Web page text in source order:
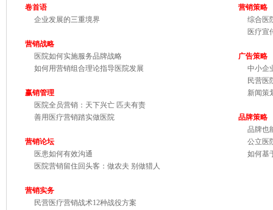
卷首语
企业发展的三重境界
营销战略
医院如何实施服务品牌战略
如何用营销组合理论指导医院发展
赢销管理
医院全员营销：天下兴亡 匹夫有责
善用医疗营销踏实做医院
营销论坛
医患如何有效沟通
医院营销留住回头客：做农夫 别做猎人
营销实务
民营医疗营销战术12种战役方案
营销策略
综合医
医疗宣
广告策略
中小企
民营医
新闻策
品牌策略
品牌也
公立医
如何基